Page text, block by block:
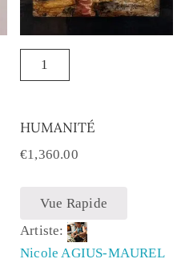
HUMANITÉ
€1,360.00
Vue Rapide
Artiste:
Nicole AGIUS-MAUREL